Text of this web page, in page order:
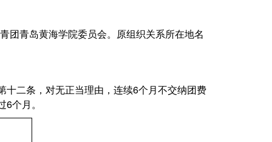
团青岛黄海学院委员会。原组织关系所在地名
十二条，对无正当理由，连续6个月不交纳团费
个月。